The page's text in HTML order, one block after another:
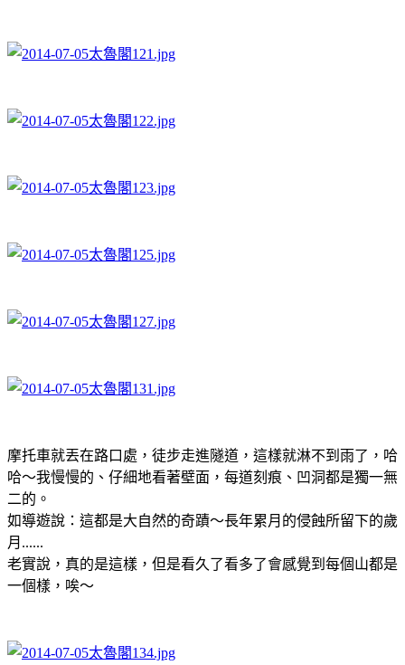
摩托車就丟在路口處，徒步走進隧道，這樣就淋不到雨了，哈
哈～我慢慢的、仔細地看著壁面，每道刻痕、凹洞都是獨一無
二的。
如導遊說：這都是大自然的奇蹟～長年累月的侵蝕所留下的歲
月......
老實說，真的是這樣，但是看久了看多了會感覺到每個山都是
一個樣，唉～